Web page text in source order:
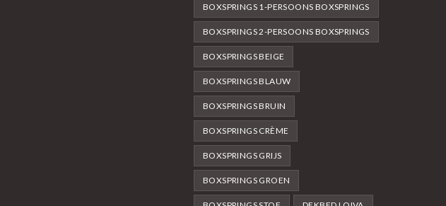
BOXSPRINGS 1-PERSOONS BOXSPRINGS
BOXSPRINGS 2-PERSOONS BOXSPRINGS
BOXSPRINGS BEIGE
BOXSPRINGS BLAUW
BOXSPRINGS BRUIN
BOXSPRINGS CRÈME
BOXSPRINGS GRIJS
BOXSPRINGS GROEN